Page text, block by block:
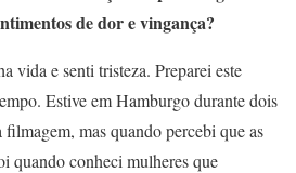
de dor e vingança?
vida e senti tristeza. Preparei este
Estive em Hamburgo durante dois
filmagem, mas quando percebi que as
quando conheci mulheres que